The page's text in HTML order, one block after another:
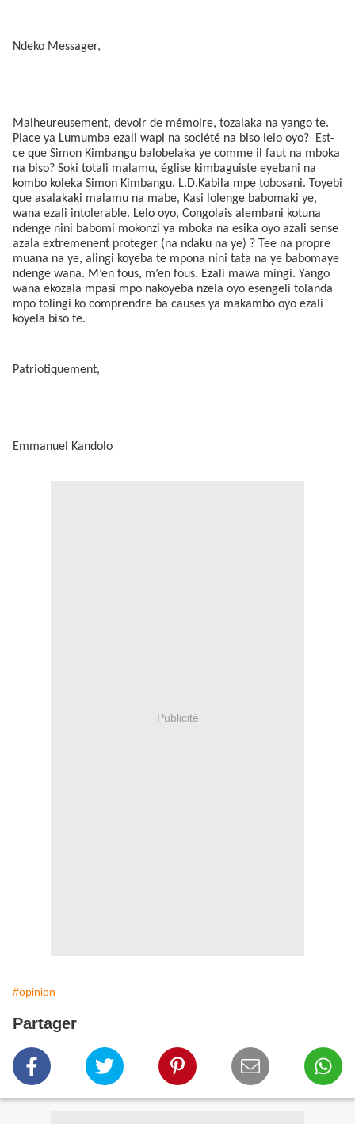
Ndeko Messager,
Malheureusement, devoir de mémoire, tozalaka na yango te.
Place ya Lumumba ezali wapi na société na biso lelo oyo?
Est-
ce que Simon Kimbangu balobelaka ye comme il faut na mboka
na biso? Soki totali malamu, église kimbaguiste eyebani na
kombo koleka Simon Kimbangu. L.D.Kabila mpe tobosani. Toyebi
que asalakaki malamu na mabe, Kasi lolenge babomaki ye,
wana ezali intolerable. Lelo oyo, Congolais alembani kotuna
ndenge nini babomi mokonzi ya mboka na esika oyo azali sense
azala extremenent proteger (na ndaku na ye) ? Tee na propre
muana na ye, alingi koyeba te mpona nini tata na ye babomaye
ndenge wana. M’en fous, m’en fous. Ezali mawa mingi. Yango
wana ekozala mpasi mpo nakoyeba nzela oyo esengeli tolanda
mpo tolingi ko comprendre ba causes ya makambo oyo ezali
koyela biso te.
Patriotiquement,
Emmanuel Kandolo
Publicité
#opinion
Partager